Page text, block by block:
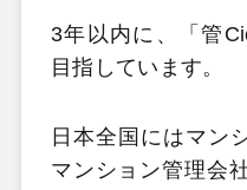
3年以内に、「管
目指しています。
日本全国にはマン
マンション管理会